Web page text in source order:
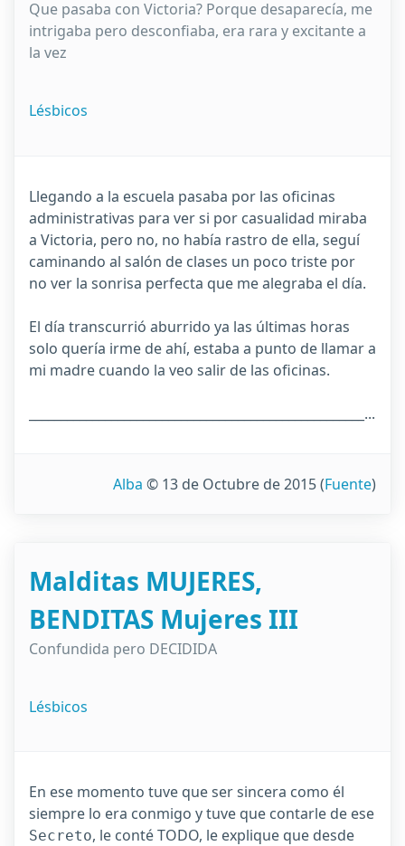
Que pasaba con Victoria? Porque desaparecía, me
intrigaba pero desconfiaba, era rara y excitante a
la vez
Lésbicos
Llegando a la escuela pasaba por las oficinas
administrativas para ver si por casualidad miraba
a Victoria, pero no, no había rastro de ella, seguí
caminando al salón de clases un poco triste por
no ver la sonrisa perfecta que me alegraba el día.
El día transcurrió aburrido ya las últimas horas
solo quería irme de ahí, estaba a punto de llamar a
mi madre cuando la veo salir de las oficinas.
_____________________________________________________...
Alba © 13 de Octubre de 2015(Fuente)
Malditas MUJERES,
BENDITAS Mujeres III
Confundida pero DECIDIDA
Lésbicos
En ese momento tuve que ser sincera como él
siempre lo era conmigo y tuve que contarle de ese
Secreto, le conté TODO, le explique que desde